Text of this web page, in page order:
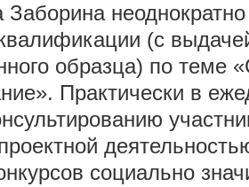
Заборина
(с
образца) по теме
Практически в
социально